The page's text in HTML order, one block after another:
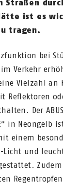
Straßen
ist es
tragen.
bei
Verkehr
Vielzahl an
Reflektoren
Der
in Neongelb
einem
Licht und